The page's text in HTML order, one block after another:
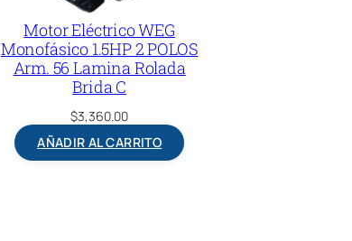
Motor Eléctrico WEG
Monofásico 1.5HP 2 POLOS
Arm. 56 Lamina Rolada
Brida C
$3,360.00
AÑADIR AL CARRITO